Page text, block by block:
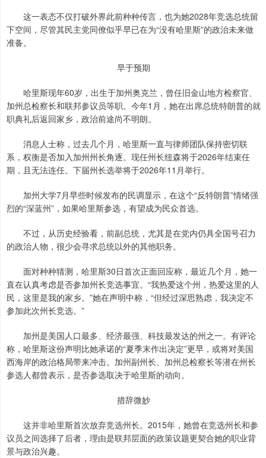
这一表态不仅打破外界此前种种传言，也为她2028年竞选总统留
下空间，尽管其民主党同僚似乎早已在为“没有哈里斯”的政治未来做
准备。
早于预期
哈里斯现年60岁，出生于加州奥克兰，曾任旧金山地方检察官、
加州总检察长和联邦参议员等职。今年1月，她在出席总统特朗普的就
职典礼后返回家乡，政治前途尚不明朗。
消息人士称，过去几个月，哈里斯一直与律师团队保持密切联
系，权衡是否加入加州州长角逐。现任州长纽森将于2026年结束任
期，且无法连任。下届州长选举将于2026年11月举行。
加州大学7月早些时候发布的民调显示，在这个“反特朗普”情绪强
烈的“深蓝州”，如果哈里斯参选，有望成为民众首选。
不过，从历史经验看，前副总统，尤其是在党内仍具全国号召力
的政治人物，很少会寻求总统以外的其他职务。
面对种种猜测，哈里斯30日首次正面回应称，最近几个月，她一
直在认真考虑是否参加州长竞选事宜。“我热爱这个州，热爱这里的人
民，这里是我的家乡。”她在声明中称，“但经过深思熟虑，我决定不
参加此次州长竞选。”
加州是美国人口最多、经济最强、科技最发达的州之一。有评论
称，哈里斯这份声明比她承诺的“夏季末作出决定”更早，或将对美国
西海岸的政治格局带来冲击。加州副州长、加州总检察长等潜在州长
参选人都曾表示，是否参选取决于哈里斯的动向。
措辞微妙
这并非哈里斯首次放弃竞选州长。2015年，她曾在竞选州长和参
议员之间选择了后者，理由是联邦层面的政策议题更契合她的职业背
景与政治兴趣。